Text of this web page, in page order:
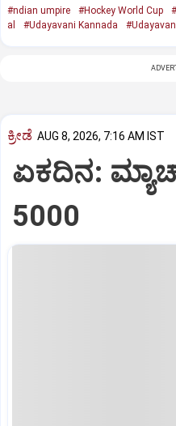
#ndian umpire #Hockey World Cup
al
#Udayavani Kannada
ಕ್ರೀಡೆ AUG 8, 2026, 7:16 AM IST
ಏಕದಿನ:
5000